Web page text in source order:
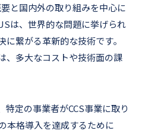
と国内外の取り組みを中心に
は、世界的な問題に挙げられ
繋がる革新的な技術です。
、多大なコストや技術面の課
定の事業者がCCS事業に取り
本格導入を達成するために